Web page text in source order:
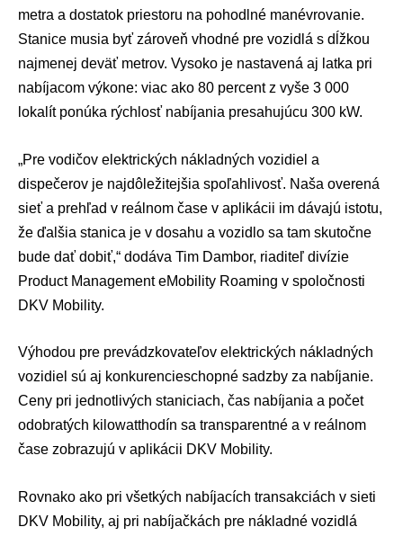
metra a dostatok priestoru na pohodlné manévrovanie.
Stanice musia byť zároveň vhodné pre vozidlá s dĺžkou
najmenej deväť metrov. Vysoko je nastavená aj latka pri
nabíjacom výkone: viac ako 80 percent z vyše 3 000
lokalít ponúka rýchlosť nabíjania presahujúcu 300 kW.
„Pre vodičov elektrických nákladných vozidiel a
dispečerov je najdôležitejšia spoľahlivosť. Naša overená
sieť a prehľad v reálnom čase v aplikácii im dávajú istotu,
že ďalšia stanica je v dosahu a vozidlo sa tam skutočne
bude dať dobiť,“ dodáva Tim Dambor, riaditeľ divízie
Product Management eMobility Roaming v spoločnosti
DKV Mobility.
Výhodou pre prevádzkovateľov elektrických nákladných
vozidiel sú aj konkurencieschopné sadzby za nabíjanie.
Ceny pri jednotlivých staniciach, čas nabíjania a počet
odobratých kilowatthodín sa transparentné a v reálnom
čase zobrazujú v aplikácii DKV Mobility.
Rovnako ako pri všetkých nabíjacích transakciách v sieti
DKV Mobility, aj pri nabíjačkách pre nákladné vozidlá